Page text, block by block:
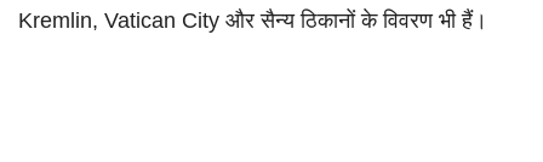
Kremlin, Vatican City और सैन्य ठिकानों के विवरण भी हैं।